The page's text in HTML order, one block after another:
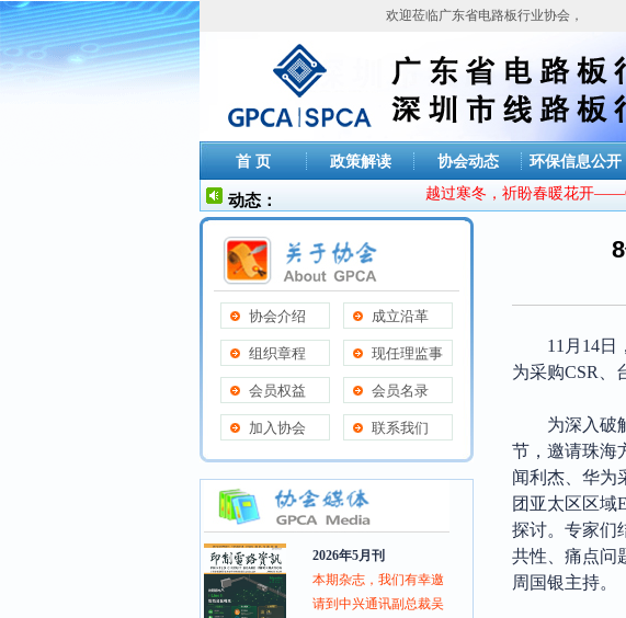
欢迎莅临广东省电路板行业协会，今天是
首 页 政策解读 协会动态 环保信息公开
动态： 越过寒冬，祈盼春暖花开
协会介绍 成立沿革
组织章程 现任理监事
会员权益 会员名录
加入协会 联系我们
2026年5月刊
本期杂志，我们有幸邀
请到中兴通讯副总裁吴
11月14日
为采购CSR、
为深入破
节，邀请珠海
闻利杰、华为
团亚太区区域
探讨。专家们
共性、痛点问
周国银主持。